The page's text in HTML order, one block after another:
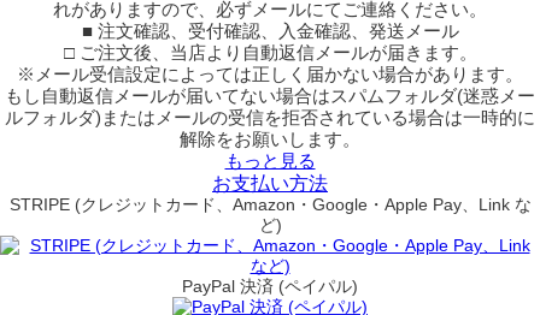
れがありますので、必ずメールにてご連絡ください。
■ 注文確認、受付確認、入金確認、発送メール
□ ご注文後、当店より自動返信メールが届きます。
※メール受信設定によっては正しく届かない場合があります。
もし自動返信メールが届いてない場合はスパムフォルダ(迷惑メー
ルフォルダ)またはメールの受信を拒否されている場合は一時的に
解除をお願いします。
もっと見る
お支払い方法
STRIPE (クレジットカード、Amazon・Google・Apple Pay、Link な
ど)
PayPal 決済 (ペイパル)